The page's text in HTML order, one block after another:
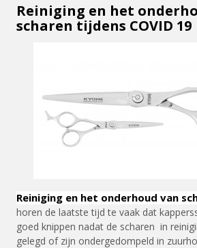
Reiniging en het
scharen tijdens COVID 19
Reiniging en het onderhoud van
horen de laatste tijd te vaak dat
goed knippen nadat de scharen in
gelegd of zijn ondergedompeld in